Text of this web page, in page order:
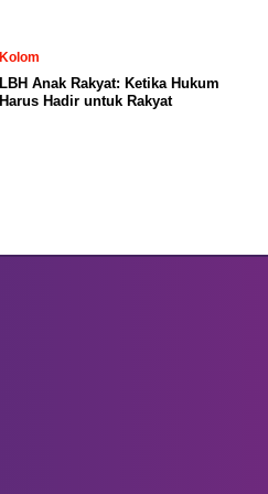
Kolom
LBH Anak Rakyat: Ketika Hukum
Harus Hadir untuk Rakyat